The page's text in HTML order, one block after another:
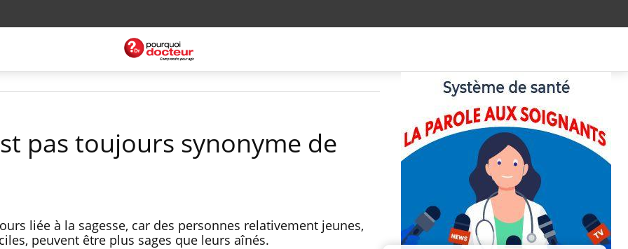
pas toujours synonyme de
liée à la sagesse, car des personnes relativement jeunes,
peuvent être plus sages que leurs aînés.